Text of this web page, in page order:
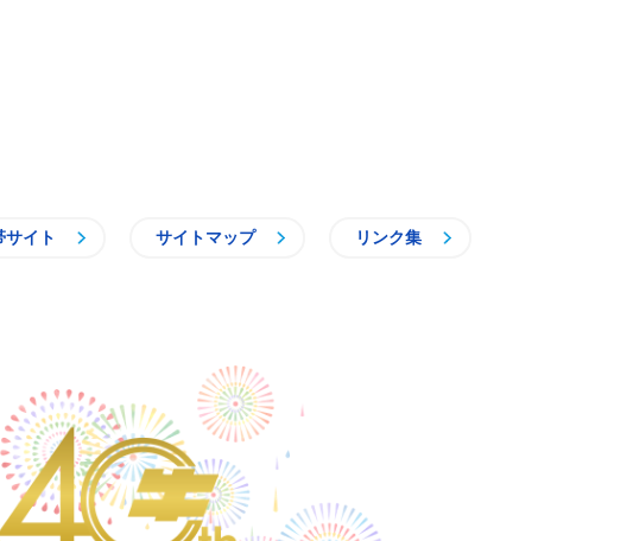
サイト サイトマップ リンク集